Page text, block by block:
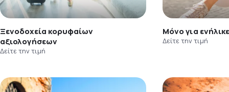
Ξενοδοχεία κορυφαίων
αξιολογήσεων
Δείτε την τιμή
Μόνο για
Δείτε την τιμή